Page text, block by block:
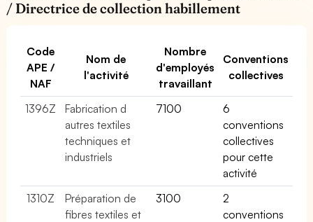
/ Directrice de collection habillement
Code
APE /
NAF
Nom de
l'activité
Nombre
d'employés
travaillant
Conventions
collectives
1396Z
Fabrication d
autres textiles
techniques et
industriels
7100
6
conventions
collectives
pour cette
activité
1310Z
Préparation de
fibres textiles et
3100
2
conventions